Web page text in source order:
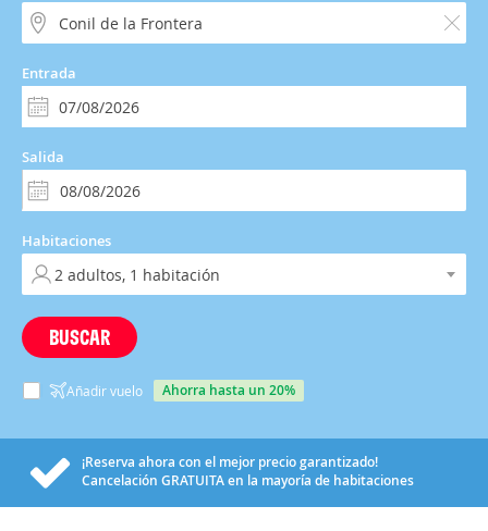
Entrada
Salida
Habitaciones
BUSCAR
Añadir vuelo ahorra hasta un 20%
¡Reserva ahora con el mejor precio garantizado!
Cancelación GRATUITAen la mayoría de habitaciones